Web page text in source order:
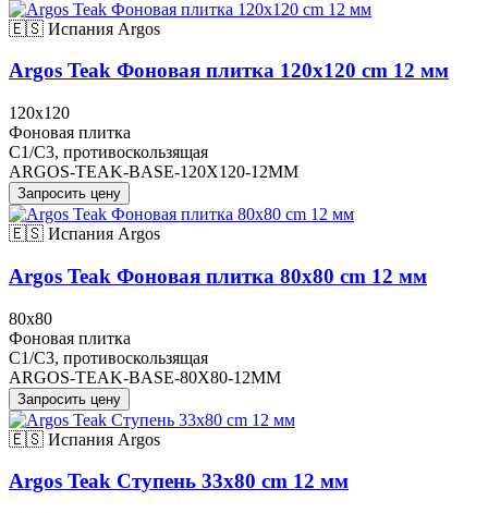
🇪🇸 Испания Argos
Argos Teak Фоновая плитка 120x120 cm 12 мм
120x120
Фоновая плитка
C1/C3, противоскользящая
ARGOS-TEAK-BASE-120X120-12MM
Запросить цену
🇪🇸 Испания Argos
Argos Teak Фоновая плитка 80x80 cm 12 мм
80x80
Фоновая плитка
C1/C3, противоскользящая
ARGOS-TEAK-BASE-80X80-12MM
Запросить цену
🇪🇸 Испания Argos
Argos Teak Ступень 33x80 cm 12 мм